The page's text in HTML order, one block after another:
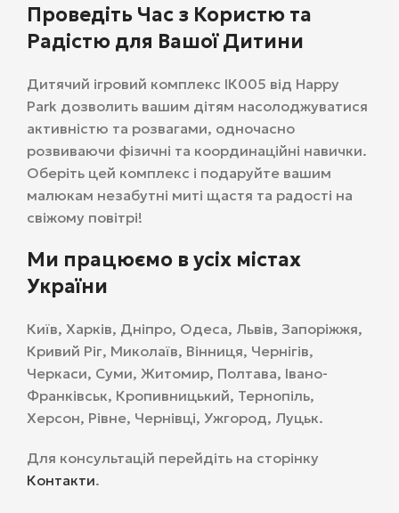
Проведіть Час з Користю та
Радістю для Вашої Дитини
Дитячий ігровий комплекс ІК005 від Happy
Park дозволить вашим дітям насолоджуватися
активністю та розвагами, одночасно
розвиваючи фізичні та координаційні навички.
Оберіть цей комплекс і подаруйте вашим
малюкам незабутні миті щастя та радості на
свіжому повітрі!
Ми працюємо в усіх містах
України
Київ, Харків, Дніпро, Одеса, Львів, Запоріжжя,
Кривий Ріг, Миколаїв, Вінниця, Чернігів,
Черкаси, Суми, Житомир, Полтава, Івано-
Франківськ, Кропивницький, Тернопіль,
Херсон, Рівне, Чернівці, Ужгород, Луцьк.
Для консультацій перейдіть на сторінку
Контакти.